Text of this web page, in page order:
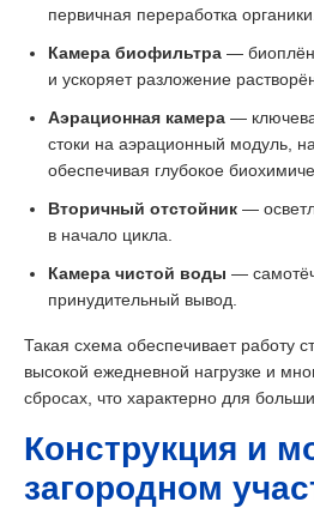
первичная переработка органики.
Камера биофильтра —
и ускоряет разложение
Аэрационная камера —
стоки на аэрационный модуль,
обеспечивая глубокое
Вторичный отстойник —
в начало цикла.
Камера чистой воды —
принудительный вывод.
Такая схема обеспечивает работу
высокой ежедневной нагрузке и
сбросах, что характерно для
Конструкция и
загородном